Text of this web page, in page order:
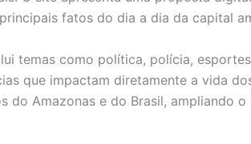
fatos do dia a dia da capital
temas como política, polícia,
que impactam diretamente a vida
do Amazonas e do Brasil, ampliando